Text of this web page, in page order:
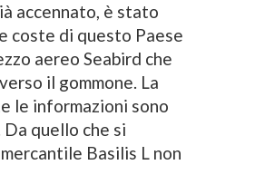
accennato, è stato
coste di questo Paese
aereo Seabird che
il gommone. La
le informazioni sono
quello che si
Basilis L non